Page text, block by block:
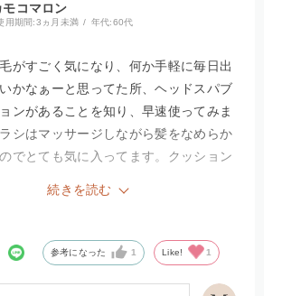
モコマロン
用期間:3ヵ月未満 年代:60代
がすごく気になり、何か手軽に毎日出
かなぁーと思ってた所、ヘッドスパブ
ンがあることを知り、早速使ってみま
シはマッサージしながら髪をなめらか
でとても気に入ってます。クッション
続きを読む
参考になった 1 Like! 1